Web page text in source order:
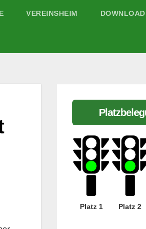
VEREINSHEIM DOWNLOAD
Platz 1 Platz 2